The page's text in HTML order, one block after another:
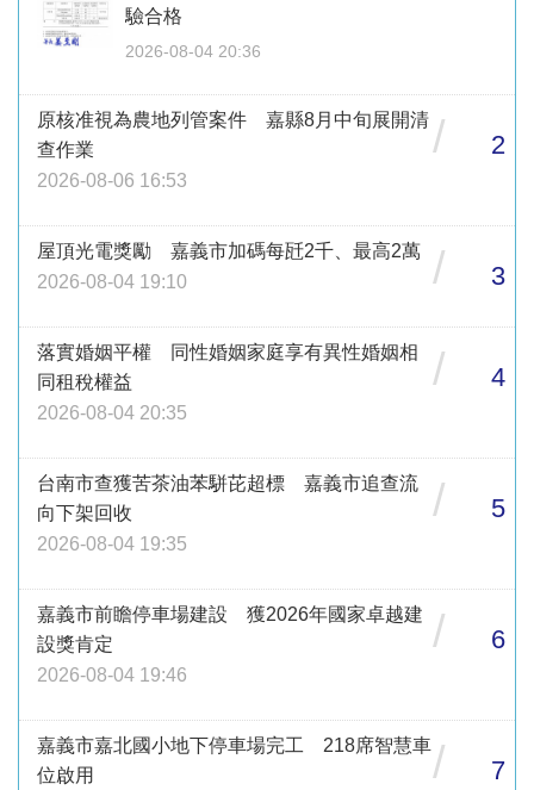
驗合格
2026-08-04 20:36
原核准視為農地列管案件 嘉縣8月中旬展開清
查作業
2026-08-06 16:53
/ 2
屋頂光電獎勵 嘉義市加碼每瓩2千、最高2萬
2026-08-04 19:10
/ 3
落實婚姻平權 同性婚姻家庭享有異性婚姻相
同租稅權益
2026-08-04 20:35
/ 4
台南市查獲苦茶油苯駢芘超標 嘉義市追查流
向下架回收
2026-08-04 19:35
/ 5
嘉義市前瞻停車場建設 獲2026年國家卓越建
設獎肯定
2026-08-04 19:46
/ 6
嘉義市嘉北國小地下停車場完工 218席智慧車
位啟用
/ 7